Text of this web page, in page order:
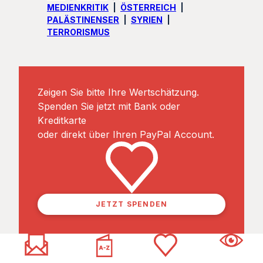
MEDIENKRITIK
ÖSTERREICH
PALÄSTINENSER
SYRIEN
TERRORISMUS
Zeigen Sie bitte Ihre Wertschätzung.
Spenden Sie jetzt mit Bank oder
Kreditkarte
oder direkt über Ihren PayPal Account.
JETZT SPENDEN